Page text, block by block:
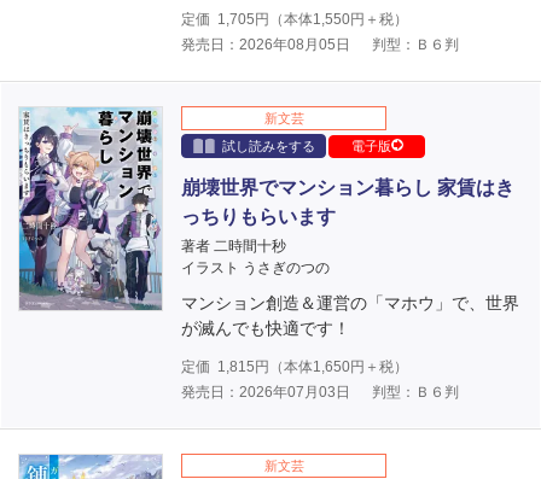
定価 1,705 円（本体1,550円＋税）
発売日：2026年08月05日
判型：Ｂ６判
新文芸
試し読みをする
電子版
崩壊世界でマンション暮らし 家賃はき
っちりもらいます
著者 二時間十秒
イラスト うさぎのつの
マンション創造＆運営の「マホウ」で、世界
が滅んでも快適です！
定価 1,815 円（本体1,650円＋税）
発売日：2026年07月03日
判型：Ｂ６判
新文芸